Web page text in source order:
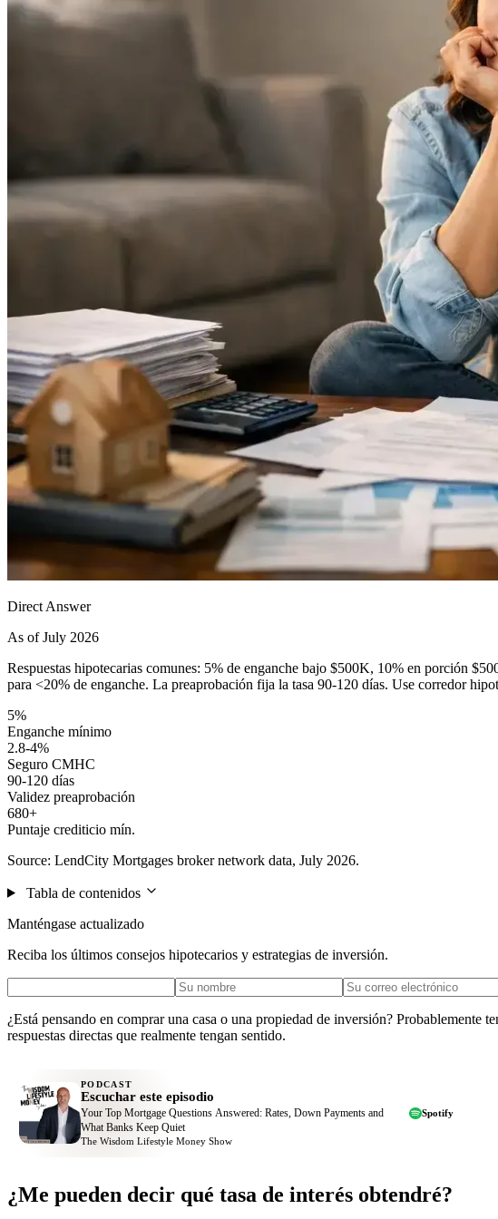
Direct Answer
As of July 2026
Respuestas hipotecarias comunes: 5% de enganche bajo $500K, 10% en porción
para <20% de enganche. La preaprobación fija la tasa 90-120 días. Use corredor
5%
Enganche mínimo
2.8-4%
Seguro CMHC
90-120 días
Validez preaprobación
680+
Puntaje crediticio mín.
Source: LendCity Mortgages broker network data, July 2026.
Tabla de contenidos
Manténgase actualizado
Reciba los últimos consejos hipotecarios y estrategias de inversión.
¿Está pensando en comprar una casa o una propiedad de inversión? Probablemente
respuestas directas que realmente tengan sentido.
PODCAST
Escuchar este episodio
Your Top Mortgage Questions Answered: Rates, Down Payments and
What Banks Keep Quiet
The Wisdom Lifestyle Money Show
Spotify
¿Me pueden decir qué tasa de interés obtendré?